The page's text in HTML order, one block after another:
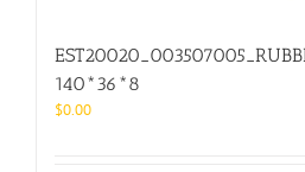
140*36*8
$0.00